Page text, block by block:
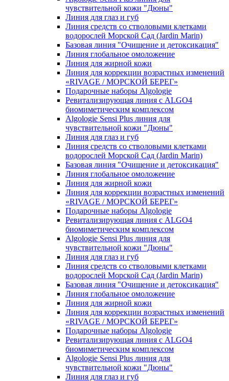
чувcтвительной кожи "Дюны"
Линия для глаз и губ
Линия средств со стволовыми клетками
водорослей Морской Сад (Jardin Marin)
Базовая линия "Очищение и детоксикация"
Линия глобальное омоложение
Линия для жирной кожи
Линия для коррекции возрастных изменений
«RIVAGE / МОРСКОЙ БЕРЕГ»
Подарочные наборы Algologie
Ревитализирующая линия с ALGO4
биомиметическим комплексом
Algologie Sensi Plus линия для
чувcтвительной кожи "Дюны"
Линия для глаз и губ
Линия средств со стволовыми клетками
водорослей Морской Сад (Jardin Marin)
Базовая линия "Очищение и детоксикация"
Линия глобальное омоложение
Линия для жирной кожи
Линия для коррекции возрастных изменений
«RIVAGE / МОРСКОЙ БЕРЕГ»
Подарочные наборы Algologie
Ревитализирующая линия с ALGO4
биомиметическим комплексом
Algologie Sensi Plus линия для
чувcтвительной кожи "Дюны"
Линия для глаз и губ
Линия средств со стволовыми клетками
водорослей Морской Сад (Jardin Marin)
Базовая линия "Очищение и детоксикация"
Линия глобальное омоложение
Линия для жирной кожи
Линия для коррекции возрастных изменений
«RIVAGE / МОРСКОЙ БЕРЕГ»
Подарочные наборы Algologie
Ревитализирующая линия с ALGO4
биомиметическим комплексом
Algologie Sensi Plus линия для
чувcтвительной кожи "Дюны"
Линия для глаз и губ